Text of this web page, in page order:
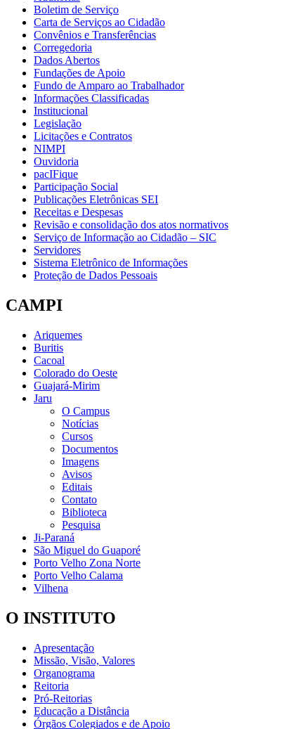
Boletim de Serviço
Carta de Serviços ao Cidadão
Convênios e Transferências
Corregedoria
Dados Abertos
Fundações de Apoio
Fundo de Amparo ao Trabalhador
Informações Classificadas
Institucional
Legislação
Licitações e Contratos
NIMPI
Ouvidoria
pacIFique
Participação Social
Publicações Eletrônicas SEI
Receitas e Despesas
Revisão e consolidação dos atos normativos
Serviço de Informação ao Cidadão – SIC
Servidores
Sistema Eletrônico de Informações
Proteção de Dados Pessoais
CAMPI
Ariquemes
Buritis
Cacoal
Colorado do Oeste
Guajará-Mirim
Jaru
O Campus
Notícias
Cursos
Documentos
Imagens
Avisos
Editais
Contato
Biblioteca
Pesquisa
Ji-Paraná
São Miguel do Guaporé
Porto Velho Zona Norte
Porto Velho Calama
Vilhena
O INSTITUTO
Apresentação
Missão, Visão, Valores
Organograma
Reitoria
Pró-Reitorias
Educação a Distância
Órgãos Colegiados e de Apoio